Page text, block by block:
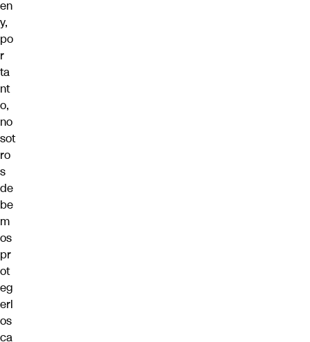
en
y,
po
r
ta
nt
o,
no
sot
ro
s
de
be
m
os
pr
ot
eg
erl
os
ca